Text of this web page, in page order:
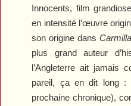
Innocents, film
en intensité l’œuvre
son origine dansCarmilla
plus grand auteur
l’Angleterre ait jamais
pareil, ça en dit long :
prochaine chronique),